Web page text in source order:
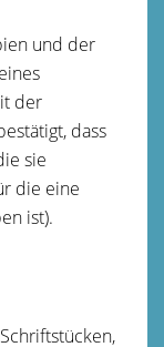
und der
der
dass
sie
die eine
ist).